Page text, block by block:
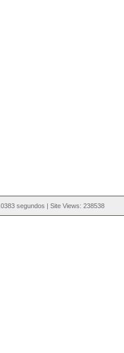
segundos | Site Views: 238538